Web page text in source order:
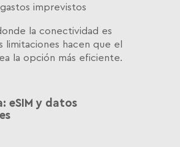
imprevistos
la conectividad es
limitaciones hacen que el
la opción más eficiente.
eSIM y datos